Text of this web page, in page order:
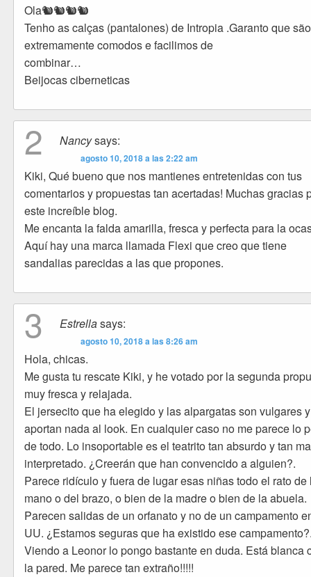
Ola🐿🐿🐿🐿
Tenho as calças (pantalones) de Intropia .Garanto que são
extremamente comodos e facilimos de
combinar…
Beijocas ciberneticas
2 Nancysays:
agosto 10, 2018 a las 2:22 am
Kiki, Qué bueno que nos mantienes entretenidas con tus
comentarios y propuestas tan acertadas! Muchas gracias
este increíble blog.
Me encanta la falda amarilla, fresca y perfecta para la
Aquí hay una marca llamada Flexi que creo que tiene
sandalias parecidas a las que propones.
3 Estrellasays:
agosto 10, 2018 a las 8:26 am
Hola, chicas.
Me gusta tu rescate Kiki, y he votado por la segunda
muy fresca y relajada.
El jersecito que ha elegido y las alpargatas son vulgares
aportan nada al look. En cualquier caso no me parece lo
de todo. Lo insoportable es el teatrito tan absurdo y tan
interpretado. ¿Creerán que han convencido a alguien?.
Parece ridículo y fuera de lugar esas niñas todo el rato de
mano o del brazo, o bien de la madre o bien de la abuela.
Parecen salidas de un orfanato y no de un campamento
UU. ¿Estamos seguras que ha existido ese
Viendo a Leonor lo pongo bastante en duda. Está blanca
la pared. Me parece tan extraño!!!!!